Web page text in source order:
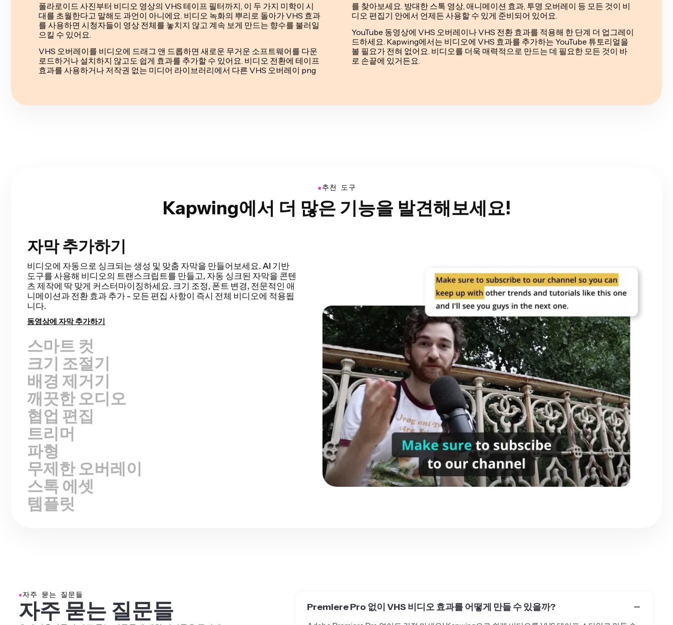
폴라로이드 사진부터 비디오 영상의 VHS 테이프 필터까지, 이 두 가지 미학이 시
대를 초월한다고 말해도 과언이 아니에요. 비디오 녹화의 뿌리로 돌아가 VHS 효과
를 사용하면 시청자들이 영상 전체를 놓치지 않고 계속 보게 만드는 향수를 불러일
으킬 수 있어요.
VHS 오버레이를 비디오에 드래그 앤 드롭하면 새로운 무거운 소프트웨어를 다운
로드하거나 설치하지 않고도 쉽게 효과를 추가할 수 있어요. 비디오 전환에 테이프
효과를 사용하거나 저작권 없는 미디어 라이브러리에서 다른 VHS 오버레이 png
를 찾아보세요. 방대한 스톡 영상, 애니메이션 효과, 투명 오버레이 등 모든 것이 비
디오 편집기 안에서 언제든 사용할 수 있게 준비되어 있어요.
YouTube 동영상에 VHS 오버레이나 VHS 전환 효과를 적용해 한 단계 더 업그레이
드하세요. Kapwing에서는 비디오에 VHS 효과를 추가하는 YouTube 튜토리얼을
볼 필요가 전혀 없어요. 비디오를 더욱 매력적으로 만드는 데 필요한 모든 것이 바
로 손끝에 있거든요.
●추천 도구
Kapwing에서 더 많은 기능을 발견해보세요!
자막 추가하기
스마트 컷
Smart Cut은 비디오에서 침묵 구간을 감지하고 제거하여 비디오 편집 과
정을 자동화해줘. 토크 비디오, 녹화된 프레젠테이션, 튜토리얼, 브이로그
등의 러프 컷을 이전보다 훨씬 빠르게 완성할 수 있고, 편집 시간도 크게 줄
일 수 있어. 이렇게 편집이 이렇게 쉬워진 적은 없었어!
무음 제거하기
크기 조절기
배경 제거기
깨끗한 오디오
협업 편집
트리머
파형
무제한 오버레이
스톡 에셋
템플릿
자주 묻는 질문들
우리 사용자들이 자주 묻는 질문들에 대한 답변들을 준비해